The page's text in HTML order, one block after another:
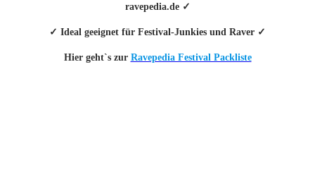
ravepedia.de ✓
✓ Ideal geeignet für Festival-Junkies und Raver ✓
Hier geht`s zur Ravepedia Festival Packliste